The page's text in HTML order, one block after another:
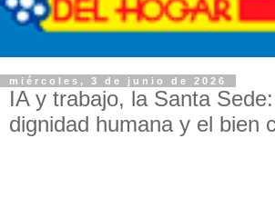
miércoles, 3 de junio de 2026
IA y trabajo, la Santa
dignidad humana y el bien